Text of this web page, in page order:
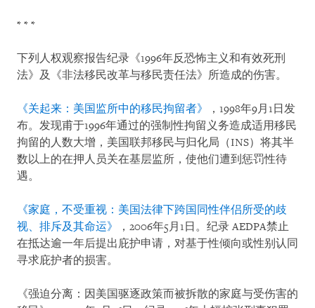
* * *
下列人权观察报告纪录《1996年反恐怖主义和有效死刑
法》及《非法移民改革与移民责任法》所造成的伤害。
《关起来：美国监所中的移民拘留者》
，1998年9月1日发
布。发现甫于1996年通过的强制性拘留义务造成适用移民
拘留的人数大增，美国联邦移民与归化局（INS）将其半
数以上的在押人员关在基层监所，使他们遭到惩罚性待
遇。
《家庭，不受重视：美国法律下跨国同性伴侣所受的歧
视、排斥及其命运》
，2006年5月1日。纪录 AEDPA禁止
在抵达逾一年后提出庇护申请，对基于性倾向或性别认同
寻求庇护者的损害。
《强迫分离：因美国驱逐政策而被拆散的家庭与受伤害的